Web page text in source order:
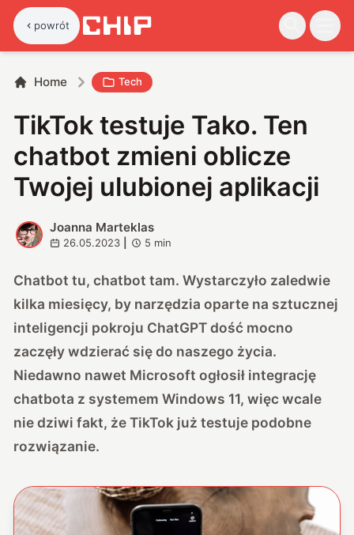
powrót
Home Tech
TikTok testuje Tako. Ten
chatbot zmieni oblicze
Twojej ulubionej aplikacji
J
Joanna Marteklas
26.05.2023 5 min
Chatbot tu, chatbot tam. Wystarczyło zaledwie
kilka miesięcy, by narzędzia oparte na sztucznej
inteligencji pokroju ChatGPT dość mocno
zaczęły wdzierać się do naszego życia.
Niedawno nawet Microsoft ogłosił integrację
chatbota z systemem Windows 11, więc wcale
nie dziwi fakt, że TikTok już testuje podobne
rozwiązanie.